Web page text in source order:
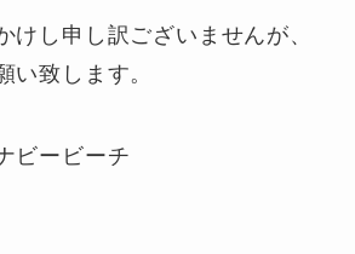
けし申し訳ございませんが、
い致します。
ビービーチ